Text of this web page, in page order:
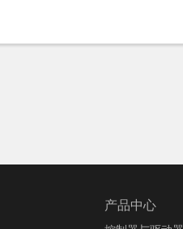
产品中心